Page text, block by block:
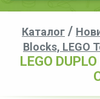
Каталог /
Blocks, LEGO
LEGO